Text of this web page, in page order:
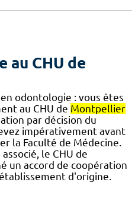
au CHU de
odontologie : vous êtes
au CHU de Montpellier
par décision du
impérativement avant
la Faculté de Médecine.
le CHU de
un accord de coopération
d'origine.